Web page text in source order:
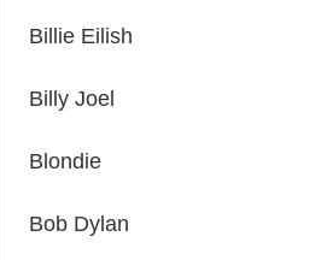
Billie Eilish
Billy Joel
Blondie
Bob Dylan